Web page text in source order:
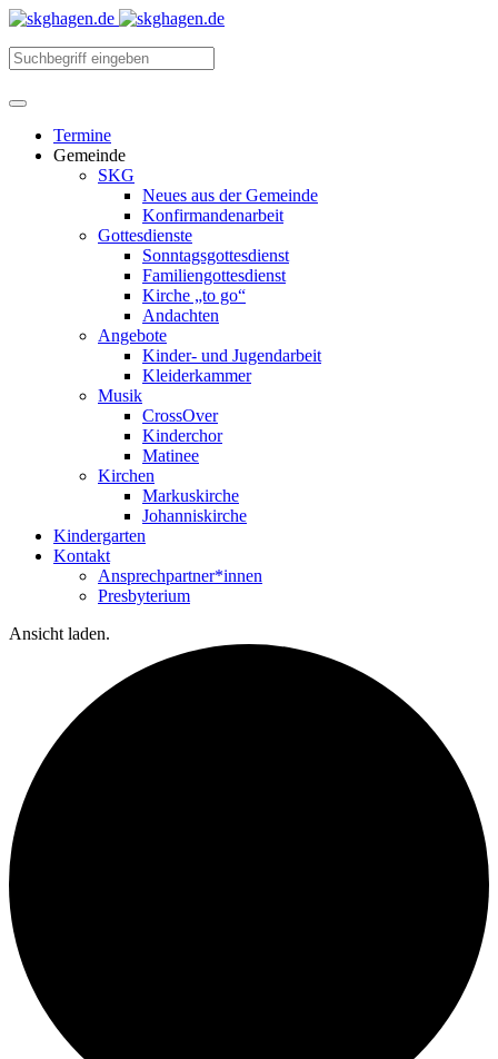
Termine
Gemeinde
SKG
Neues aus der Gemeinde
Konfirmandenarbeit
Gottesdienste
Sonntagsgottesdienst
Familiengottesdienst
Kirche „to go“
Andachten
Angebote
Kinder- und Jugendarbeit
Kleiderkammer
Musik
CrossOver
Kinderchor
Matinee
Kirchen
Markuskirche
Johanniskirche
Kindergarten
Kontakt
Ansprechpartner*innen
Presbyterium
Ansicht laden.